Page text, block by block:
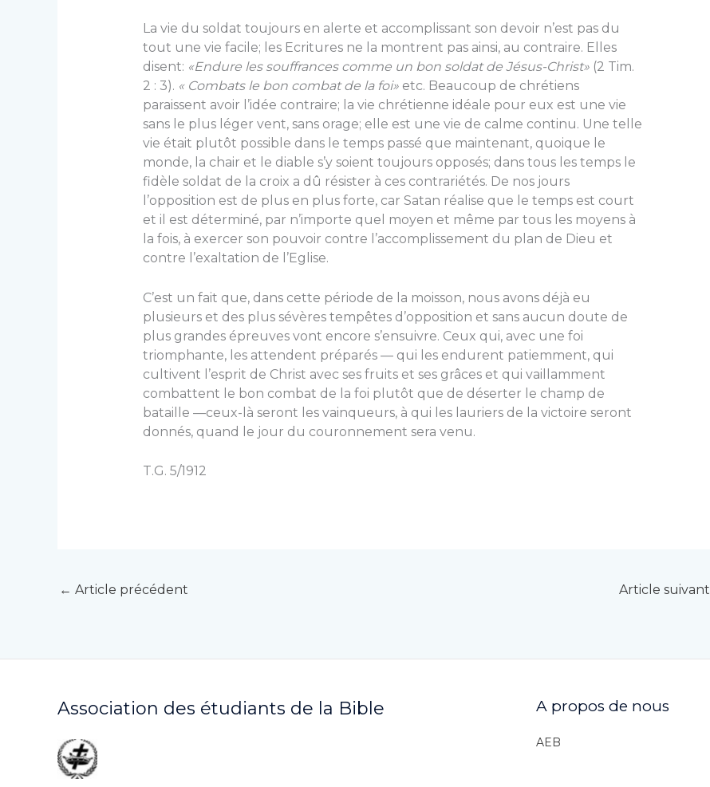
La vie du soldat toujours en alerte et accomplissant son devoir n’est pas du
tout une vie facile; les Ecritures ne la montrent pas ainsi, au contraire. Elles
disent: «Endure les souffrances comme un bon soldat de Jésus-Christ»(2 Tim.
2 : 3). « Combats le bon combat de la foi»etc. Beaucoup de chrétiens
paraissent avoir l’idée contraire; la vie chrétienne idéale pour eux est une vie
sans le plus léger vent, sans orage; elle est une vie de calme continu. Une telle
vie était plutôt possible dans le temps passé que maintenant, quoique le
monde, la chair et le diable s’y soient toujours opposés; dans tous les temps le
fidèle soldat de la croix a dû résister à ces contrariétés. De nos jours
l’opposition est de plus en plus forte, car Satan réalise que le temps est court
et il est déterminé, par n’importe quel moyen et même par tous les moyens à
la fois, à exercer son pouvoir contre l’accomplissement du plan de Dieu et
contre l’exaltation de l’Eglise.
C’est un fait que, dans cette période de la moisson, nous avons déjà eu
plusieurs et des plus sévères tempêtes d’opposition et sans aucun doute de
plus grandes épreuves vont encore s’ensuivre. Ceux qui, avec une foi
triomphante, les attendent préparés — qui les endurent patiemment, qui
cultivent l’esprit de Christ avec ses fruits et ses grâces et qui vaillamment
combattent le bon combat de la foi plutôt que de déserter le champ de
bataille —ceux-là seront les vainqueurs, à qui les lauriers de la victoire seront
donnés, quand le jour du couronnement sera venu.
T.G. 5/1912
← Article précédent Article suivant
Association des étudiants de la Bible A propos de nous
AEB